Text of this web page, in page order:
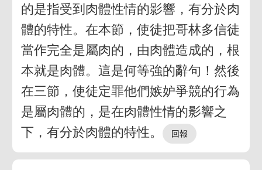
的是指受到肉體性情的影響，有分於肉
體的特性。在本節，使徒把哥林多信徒
當作完全是屬肉的，由肉體造成的，根
本就是肉體。這是何等強的辭句！然後
在三節，使徒定罪他們嫉妒爭競的行為
是屬肉體的，是在肉體性情的影響之
下，有分於肉體的特性。